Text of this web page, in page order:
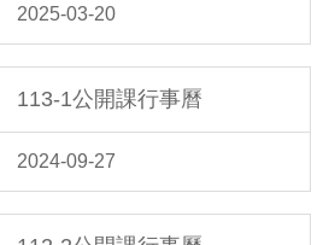
2025-03-20
113-1公開課行事曆
2024-09-27